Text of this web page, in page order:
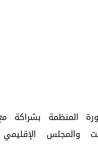
المنظمة بشراكة
والمجلس الإقليمي